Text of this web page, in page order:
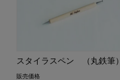
スタイラスペン （丸鉄筆）
販売価格